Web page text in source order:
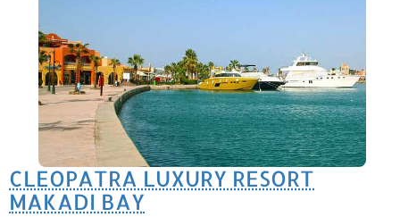
CLEOPATRA LUXURY RESORT
MAKADI BAY